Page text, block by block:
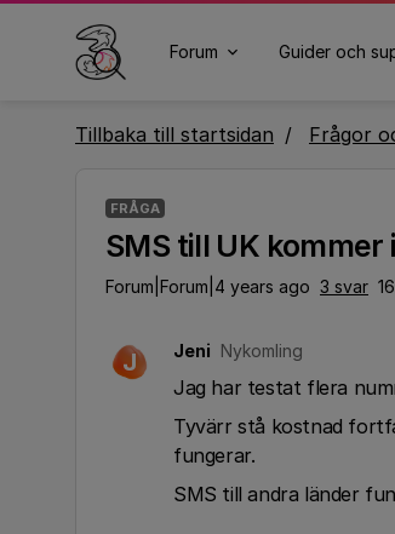
Forum Guider och
Tillbaka till startsidan Frågor
FRÅGA
SMS till UK
Forum|Forum|4 years ago 3 svar
J Jeni Nykomling
Jag har testat flera
Tyvärr stå kostnad
fungerar.
SMS till andra länder